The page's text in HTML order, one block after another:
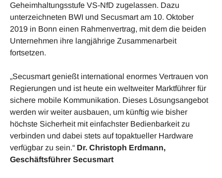
Geheimhaltungsstufe VS-NfD zugelassen. Dazu
unterzeichneten BWI und Secusmart am 10. Oktober
2019 in Bonn einen Rahmenvertrag, mit dem die beiden
Unternehmen ihre langjährige Zusammenarbeit
fortsetzen.
„Secusmart genießt international enormes Vertrauen von
Regierungen und ist heute ein weltweiter Marktführer für
sichere mobile Kommunikation. Dieses Lösungsangebot
werden wir weiter ausbauen, um künftig wie bisher
höchste Sicherheit mit einfachster Bedienbarkeit zu
verbinden und dabei stets auf topaktueller Hardware
verfügbar zu sein.“ Dr. Christoph Erdmann,
Geschäftsführer Secusmart